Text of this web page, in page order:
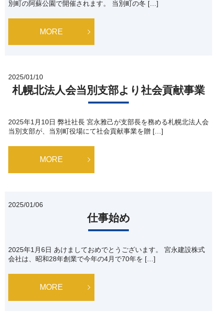
別町の阿蘇公園で開催されます。 当別町の冬 […]
MORE
2025/01/10
札幌北法人会当別支部より社会貢献事業
2025年1月10日 弊社社長 宮永雅己が支部長を務める札幌北法人会
当別支部が、当別町役場にて社会貢献事業を贈 […]
MORE
2025/01/06
仕事始め
2025年1月6日 あけましておめでとうございます。 宮永建設株式
会社は、昭和28年創業で今年の4月で70年を […]
MORE